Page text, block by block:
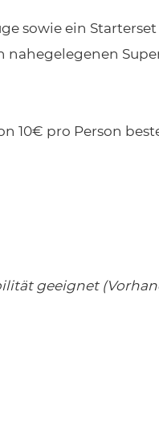
sowie ein Starterset
nahegelegenen
10€ pro Person
geeignet